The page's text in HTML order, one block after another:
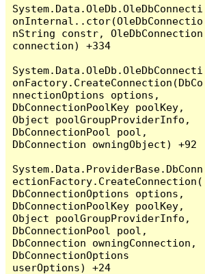
System.Data.OleDb.OleDbConnecti
onInternal..ctor(OleDbConnectio
nString constr, OleDbConnection
connection) +334
System.Data.OleDb.OleDbConnecti
onFactory.CreateConnection(DbCo
nnectionOptions options,
DbConnectionPoolKey poolKey,
Object poolGroupProviderInfo,
DbConnectionPool pool,
DbConnection owningObject) +92
System.Data.ProviderBase.DbConn
ectionFactory.CreateConnection(
DbConnectionOptions options,
DbConnectionPoolKey poolKey,
Object poolGroupProviderInfo,
DbConnectionPool pool,
DbConnection owningConnection,
DbConnectionOptions
userOptions) +24